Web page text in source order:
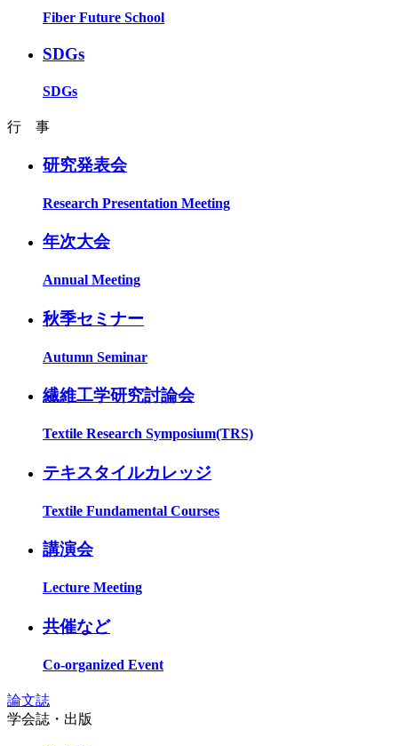
Fiber Future School
SDGs
SDGs
行 事
研究発表会
Research Presentation Meeting
年次大会
Annual Meeting
秋季セミナー
Autumn Seminar
繊維工学研究討論会
Textile Research Symposium(TRS)
テキスタイルカレッジ
Textile Fundamental Courses
講演会
Lecture Meeting
共催など
Co-organized Event
論文誌
学会誌・出版